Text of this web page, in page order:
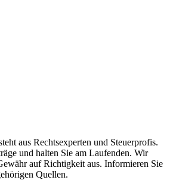
aus Rechtsexperten und Steuerprofis.
und halten Sie am Laufenden. Wir
auf Richtigkeit aus. Informieren Sie
Quellen.